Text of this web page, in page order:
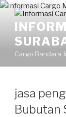
Skip
content
Cargo Bandara
jasa
Bubutan